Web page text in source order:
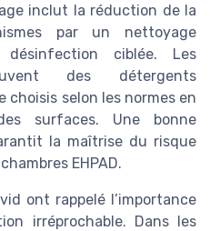
inclut la réduction de la
par un nettoyage
ciblée. Les
des détergents
selon les normes en
surfaces. Une bonne
la maîtrise du risque
EHPAD.
ont rappelé l’importance
irréprochable. Dans les